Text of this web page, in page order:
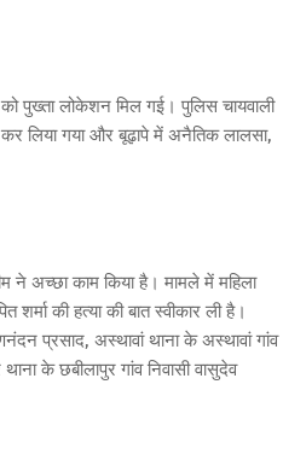
पुख्ता लोकेशन मिल गई। पुलिस चायवाली
लिया गया और बूढ़ापे में अनैतिक लालसा,
ने अच्छा काम किया है। मामले में महिला
की हत्या की बात स्वीकार ली है।
प्रसाद, अस्थावां थाना के अस्थावां गांव
के छबीलापुर गांव निवासी वासुदेव